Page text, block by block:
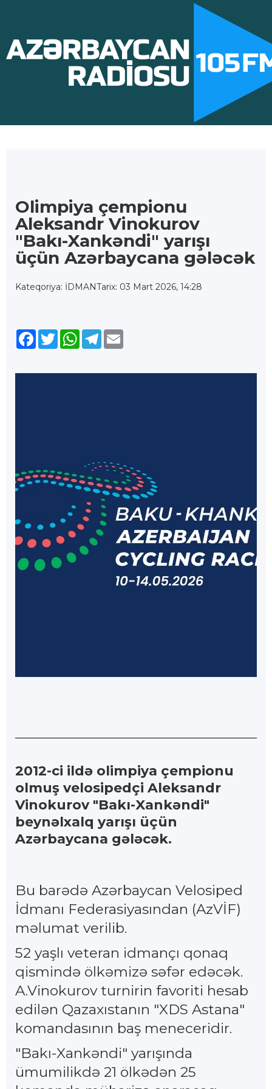
Olimpiya çempionu
Aleksandr Vinokurov
"Bakı-Xankəndi" yarışı
üçün Azərbaycana gələcək
Kateqoriya: İDMANTarix: 03 Mart 2026, 14:28
Facebook
TwitterWhatsApp
Telegram
2012-ci ildə olimpiya çempionu
olmuş velosipedçi Aleksandr
Vinokurov "Bakı-Xankəndi"
beynəlxalq yarışı üçün
Azərbaycana gələcək.
Bu barədə Azərbaycan Velosiped
İdmanı Federasiyasından (AzVİF)
məlumat verilib.
52 yaşlı veteran idmançı qonaq
qismində ölkəmizə səfər edəcək.
A.Vinokurov turnirin favoriti hesab
edilən Qazaxıstanın "XDS Astana"
komandasının baş meneceridir.
"Bakı-Xankəndi" yarışında
ümumilikdə 21 ölkədən 25